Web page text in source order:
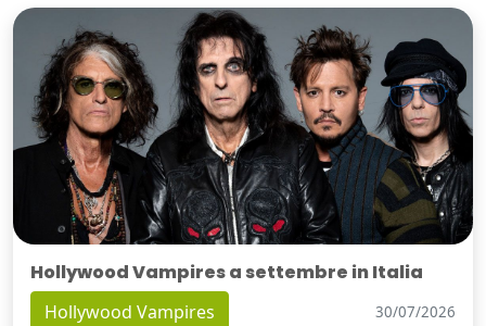
Hollywood Vampires a settembre in Italia
Hollywood Vampires 30/07/2026